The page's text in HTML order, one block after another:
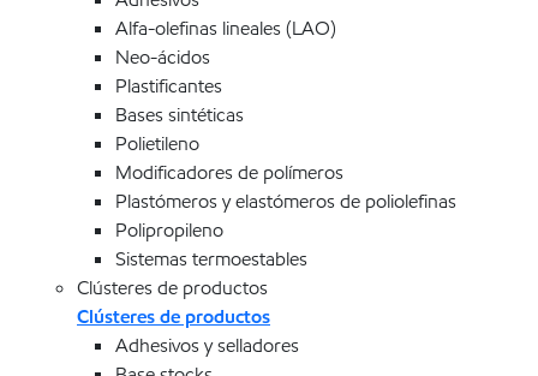
Alfa-olefinas lineales (LAO)
Neo-ácidos
Plastificantes
Bases sintéticas
Polietileno
Modificadores de polímeros
Plastómeros y elastómeros de poliolefinas
Polipropileno
Sistemas termoestables
Clústeres de productos
Clústeres de productos
Adhesivos y selladores